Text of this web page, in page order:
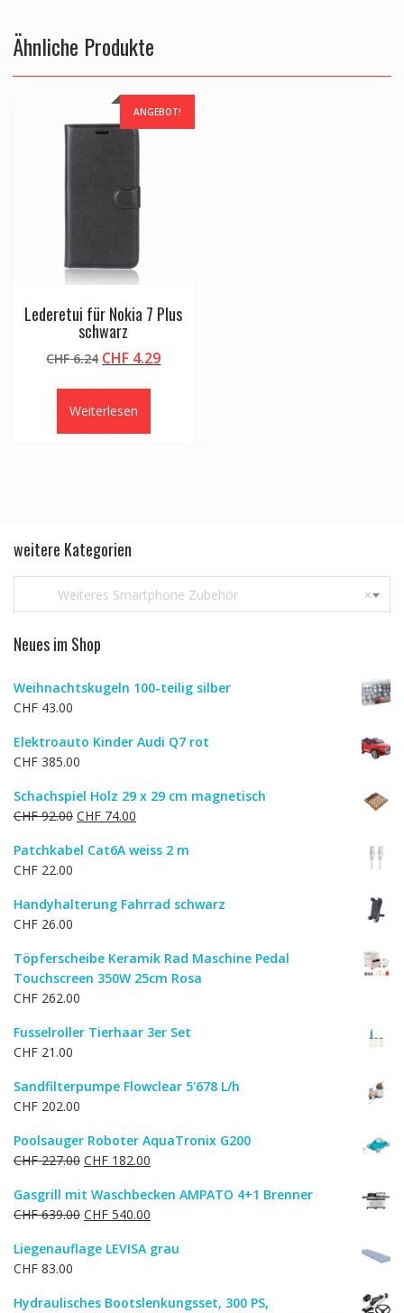
Ähnliche Produkte
ANGEBOT!
Lederetui für Nokia 7 Plus
schwarz
CHF6.24 Ursprünglicher
CHF 6.24
CHF 4.29Aktueller
Weiterlesen
weitere Kategorien
×
Weiteres Smartphone Zubehör
Neues im Shop
Weihnachtskugeln 100-teilig silber
CHF 43.00
Elektroauto Kinder Audi Q7 rot
CHF 385.00
Schachspiel Holz 29 x 29 cm magnetisch
CHF92.00 Ursprünglicher
war:
CHF 74.00
ist:
Patchkabel Cat6A weiss 2 m
CHF 22.00
Handyhalterung Fahrrad schwarz
CHF 26.00
Töpferscheibe Keramik Rad Maschine Pedal
Touchscreen 350W 25cm Rosa
CHF 262.00
Fusselroller Tierhaar 3er Set
CHF 21.00
Sandfilterpumpe Flowclear 5'678 L/h
CHF 202.00
Poolsauger Roboter AquaTronix G200
CHF227.00 Ursprünglicher
war:
CHF 227.00
CHF 182.00
ist:
CHF 182.00.
Gasgrill mit Waschbecken AMPATO 4+1 Brenner
CHF639.00 Ursprünglicher
war:
CHF 540.00
ist:
Liegenauflage LEVISA grau
CHF 83.00
Hydraulisches Bootslenkungsset, 300 PS,